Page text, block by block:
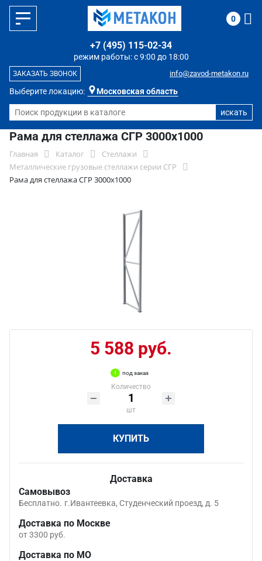
Выберите локацию: Московская область
режим работы: с 9:00 до 18:00
+7 (495) 115-02-34
info@zavod-metakon.ru
ЗАКАЗАТЬ ЗВОНОК
0
Рама для стеллажа СГР 3000х1000
Главная Каталог
Стеллажи
Металлические грузовые стеллажи серии СГР
Рама для стеллажа СГР 3000х1000
5 588 руб.
под заказ
Количество
шт
КУПИТЬ
Доставка
Самовывоз
Бесплатно. г.Ивантеевка, Студенческий проезд, д. 5
Доставка по Москве
от 3300 руб.
Доставка по МО